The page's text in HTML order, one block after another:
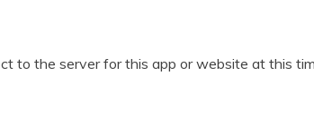
to the server for this app or website at this